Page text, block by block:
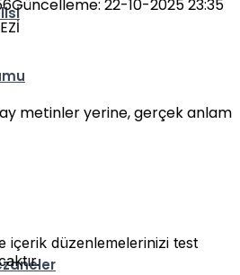
Güncelleme: 22-10-2025 23:35
içerik düzenlemelerinizi test